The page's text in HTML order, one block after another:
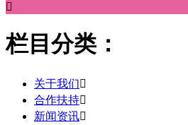

栏目分类：
关于我们
合作扶持
新闻资讯